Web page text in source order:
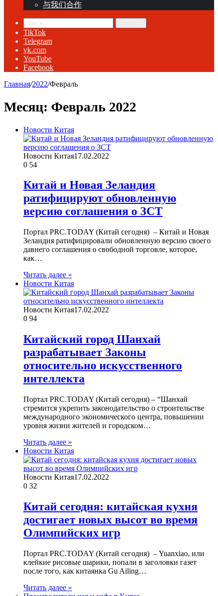
与我们合作
TikTok
Telegram
vk.com
YouTube
Facebook
Главная/2022/Февраль
Месяц: Февраль 2022
Новости Китая
Новости Китая17.02.2022
0 54
Китай и Новая Зеландия
ратифицируют обновленную
версию соглашения о ЗСТ
Портал PRC.TODAY (Китай сегодня) – Китай и Новая
Зеландия ратифицировали обновленную версию своего
давнего соглашения о свободной торговле, которое,
как…
Читать далее »
Новости Китая
Новости Китая17.02.2022
0 94
Китайский город Шанхай
разрабатывает Законы
относительно искусственного
интеллекта
Портал PRC.TODAY (Китай сегодня) – “Шанхай
стремится укрепить законодательство о строительстве
международного экономического центра, повышении
уровня жизни жителей и городском…
Читать далее »
Новости Китая
Новости Китая17.02.2022
0 32
Китай сегодня: китайская кухня
достигает новых высот во время
Олимпийских игр
Портал PRC.TODAY (Китай сегодня) – Yuanxiao, или
клейкие рисовые шарики, попали в заголовки газет
после того, как китаянка Gu Ailing…
Читать далее »